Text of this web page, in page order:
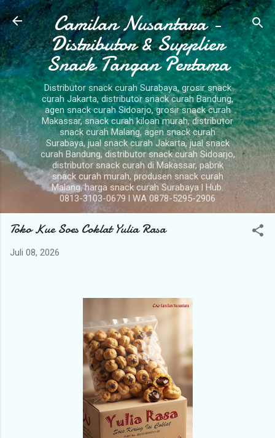
Langsung ke konten utama
Camilan Nusantara -
Distributor & Supplier
Snack Tangan Pertama
Distributor snack curah Surabaya, grosir snack
curah Jakarta, distributor snack curah Bandung,
agen snack curah Sidoarjo, grosir snack curah
Makassar, snack curah kiloan murah, distributor
snack curah Malang, agen snack curah
Surabaya, jual snack curah Jakarta, jual snack
curah Bandung, distributor snack curah Sidoarjo,
distributor snack curah di Makassar, pabrik
snack curah murah, produsen snack curah
Malang, harga snack curah Surabaya l Hub.
0813-3103-0679 l WA 0878-5295-2906
Toko Kue Soes Coklat Yulia Rasa
Juli 08, 2026